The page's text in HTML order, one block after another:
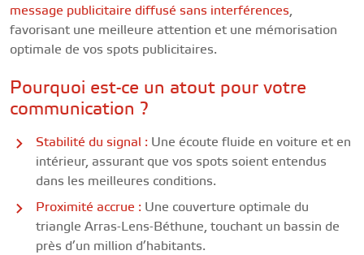
message publicitaire diffusé sans interférences,
favorisant une meilleure attention et une mémorisation
optimale de vos spots publicitaires.
Pourquoi est-ce un atout pour votre
communication ?
Stabilité du signal : Une écoute fluide en voiture et en
intérieur, assurant que vos spots soient entendus
dans les meilleures conditions.
Proximité accrue : Une couverture optimale du
triangle Arras-Lens-Béthune, touchant un bassin de
près d’un million d’habitants.